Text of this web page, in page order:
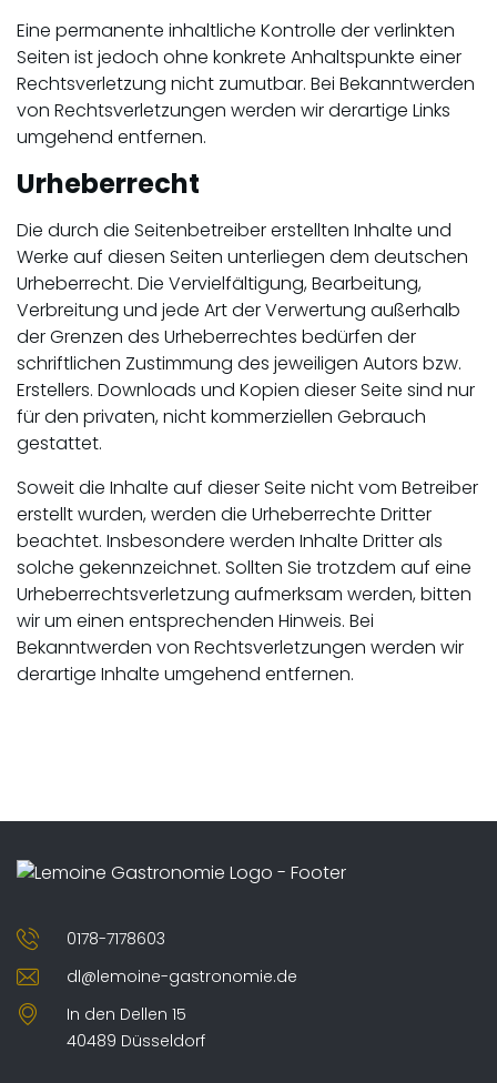
Eine permanente inhaltliche Kontrolle der verlinkten
Seiten ist jedoch ohne konkrete Anhaltspunkte einer
Rechtsverletzung nicht zumutbar. Bei Bekanntwerden
von Rechtsverletzungen werden wir derartige Links
umgehend entfernen.
Urheberrecht
Die durch die Seitenbetreiber erstellten Inhalte und
Werke auf diesen Seiten unterliegen dem deutschen
Urheberrecht. Die Vervielfältigung, Bearbeitung,
Verbreitung und jede Art der Verwertung außerhalb
der Grenzen des Urheberrechtes bedürfen der
schriftlichen Zustimmung des jeweiligen Autors bzw.
Erstellers. Downloads und Kopien dieser Seite sind nur
für den privaten, nicht kommerziellen Gebrauch
gestattet.
Soweit die Inhalte auf dieser Seite nicht vom Betreiber
erstellt wurden, werden die Urheberrechte Dritter
beachtet. Insbesondere werden Inhalte Dritter als
solche gekennzeichnet. Sollten Sie trotzdem auf eine
Urheberrechtsverletzung aufmerksam werden, bitten
wir um einen entsprechenden Hinweis. Bei
Bekanntwerden von Rechtsverletzungen werden wir
derartige Inhalte umgehend entfernen.
0178-7178603
dl@lemoine-gastronomie.de
In den Dellen 15
40489 Düsseldorf